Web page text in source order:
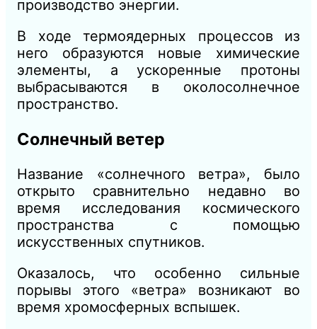
производство энергии.
В ходе термоядерных процессов из
него образуются новые химические
элементы, а ускоренные протоны
выбрасываются в околосолнечное
пространство.
Солнечный ветер
Название «солнечного ветра», было
открыто сравнительно недавно во
время исследования космического
пространства с помощью
искусственных спутников.
Оказалось, что особенно сильные
порывы этого «ветра» возникают во
время хромосферных вспышек.